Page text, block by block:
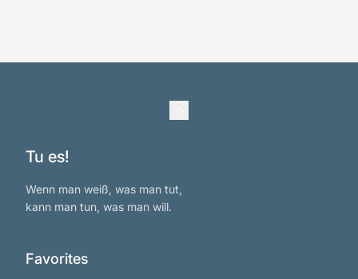
Tu es!
Wenn man weiß, was man tut,
kann man tun, was man will.
Favorites